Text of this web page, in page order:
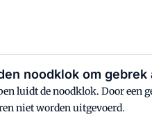
noodklok om
luidt de noodklok. Door een
niet worden uitgevoerd.